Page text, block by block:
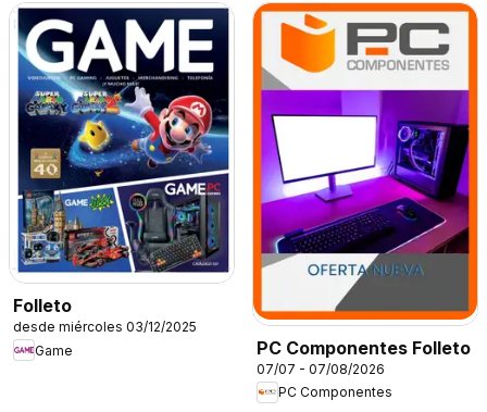
Folleto
desde miércoles 03/12/2025
Game
PC Componentes Folleto
07/07 - 07/08/2026
PC Componentes